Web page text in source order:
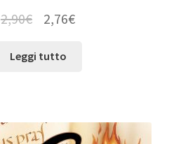
2,90€ 2,76€
Leggi tutto